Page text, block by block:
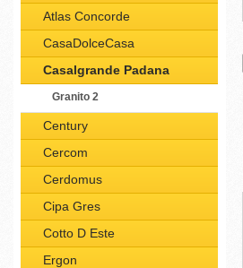
Atlas Concorde
CasaDolceCasa
Casalgrande Padana
Granito 2
Century
Cercom
Cerdomus
Cipa Gres
Cotto D Este
Ergon